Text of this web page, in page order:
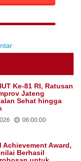
Ke-81 RI, Ratusan
Jateng
Sehat hingga
06:00:00
Achievement Award,
Berhasil